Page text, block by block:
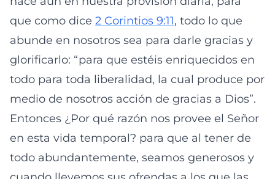
que como dice 2 Corintios 9:11, todo lo que
abunde en nosotros sea para darle gracias y
glorificarlo: “para que estéis enriquecidos en
todo para toda liberalidad, la cual produce por
medio de nosotros acción de gracias a Dios”.
Entonces ¿Por qué razón nos provee el Señor
en esta vida temporal? para que al tener de
todo abundantemente, seamos generosos y